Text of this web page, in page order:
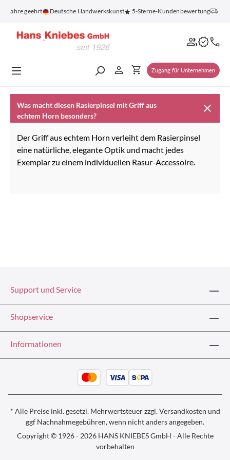
springen
Jahre geehrt Deutsche Handwerkskunst 5-Sterne-Kundenbewertung
Zugang für Unternehmen
Was macht diesen Rasierpinsel mit Griff aus
echtem Horn besonders?
Der Griff aus echtem Horn verleiht dem Rasierpinsel
eine natürliche, elegante Optik und macht jedes
Exemplar zu einem individuellen Rasur-Accessoire.
Support und Service
Shopservice
Informationen
* Alle Preise inkl. gesetzl. Mehrwertsteuer zzgl.Versandkosten und
ggf Nachnahmegebühren, wenn nicht anders angegeben.
Copyright © 1926 - 2026 HANS KNIEBES GmbH - Alle Rechte
vorbehalten